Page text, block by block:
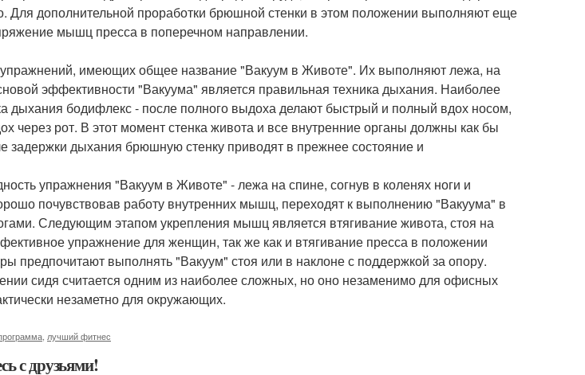
Для дополнительной проработки брюшной стенки в этом положении выполняют еще
мышц пресса в поперечном направлении.
упражнений, имеющих общее название "Вакуум в Животе". Их выполняют лежа, на
эффективности "Вакуума" является правильная техника дыхания. Наиболее
дыхания бодифлекс - после полного выдоха делают быстрый и полный вдох носом,
через рот. В этот момент стенка живота и все внутренние органы должны как бы
задержки дыхания брюшную стенку приводят в прежнее состояние и
упражнения "Вакуум в Животе" - лежа на спине, согнув в коленях ноги и
почувствовав работу внутренних мышц, переходят к выполнению "Вакуума" в
Следующим этапом укрепления мышц является втягивание живота, стоя на
упражнение для женщин, так же как и втягивание пресса в положении
предпочитают выполнять "Вакуум" стоя или в наклоне с поддержкой за опору.
сидя считается одним из наиболее сложных, но оно незаменимо для офисных
незаметно для окружающих.
лучший фитнес
с друзьями!